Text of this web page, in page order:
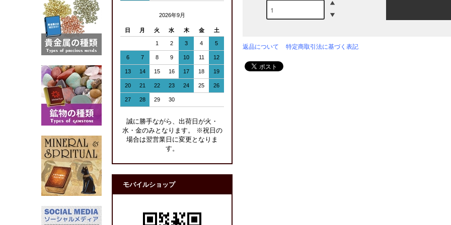
返品について 特定商取引法に基づく表記
2026年9月
日 月 火 水 木 金 土
1 2 3 4 5
6 7 8 9 10 11 12
13 14 15 16 17 18 19
20 21 22 23 24 25 26
27 28 29 30
誠に勝手ながら、出荷日が火・
水・金のみとなります。 ※祝日の
場合は翌営業日に変更となりま
す。
モバイルショップ